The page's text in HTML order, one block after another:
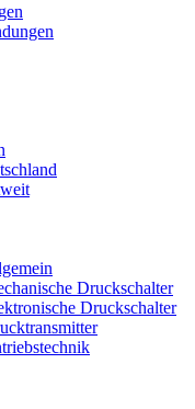
Druckschalter
Druckschalter